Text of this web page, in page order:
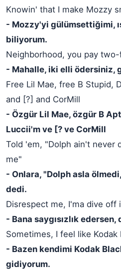
Knowin' that I make Mozzy
- Mozzy'yi gülümsettiğimi,
biliyorum.
Neighborhood, you pay
- Mahalle, iki elli ödersiniz,
Free Lil Mae, free B Stupid,
and [?] and CorMill
- Özgür Lil Mae, özgür B
Luccii'm ve [? ve CorMill
Told 'em, "Dolph ain't never
me"
- Onlara, "Dolph asla
dedi.
Disrespect me, I'ma dive
- Bana saygısızlık
Sometimes, I feel like
- Bazen kendimi Kodak
gidiyorum.